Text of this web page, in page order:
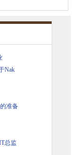
Nak
准备
总监